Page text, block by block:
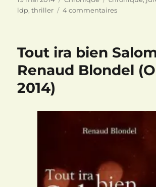
le
ldp,thriller 4 commentairessur
Hancock
Tout ira bien
Renaud Blondel
2014)